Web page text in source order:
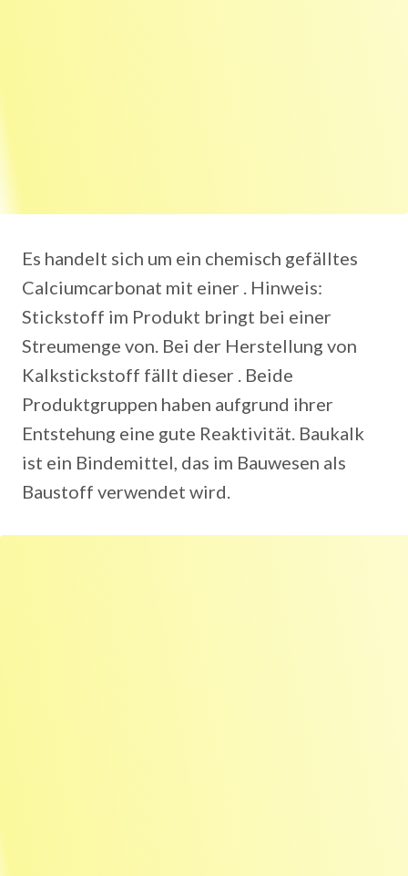
Es handelt sich um ein chemisch gefälltes
Calciumcarbonat mit einer . Hinweis:
Stickstoff im Produkt bringt bei einer
Streumenge von. Bei der Herstellung von
Kalkstickstoff fällt dieser . Beide
Produktgruppen haben aufgrund ihrer
Entstehung eine gute Reaktivität. Baukalk
ist ein Bindemittel, das im Bauwesen als
Baustoff verwendet wird.